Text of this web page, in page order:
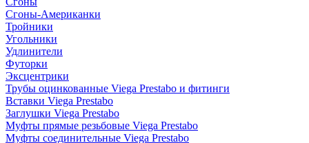
Сгоны-Американки
Тройники
Угольники
Удлинители
Футорки
Эксцентрики
Трубы оцинкованные Viega Prestabo и фитинги
Вставки Viega Prestabo
Заглушки Viega Prestabo
Муфты прямые резьбовые Viega Prestabo
Муфты соединительные Viega Prestabo